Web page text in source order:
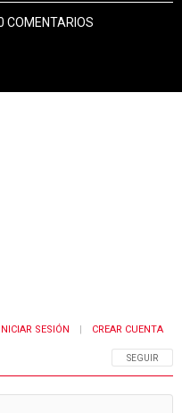
COMENTARIOS
SIGA ESTA
SEGUIR
INICIAR SESIÓN CREAR CUENTA